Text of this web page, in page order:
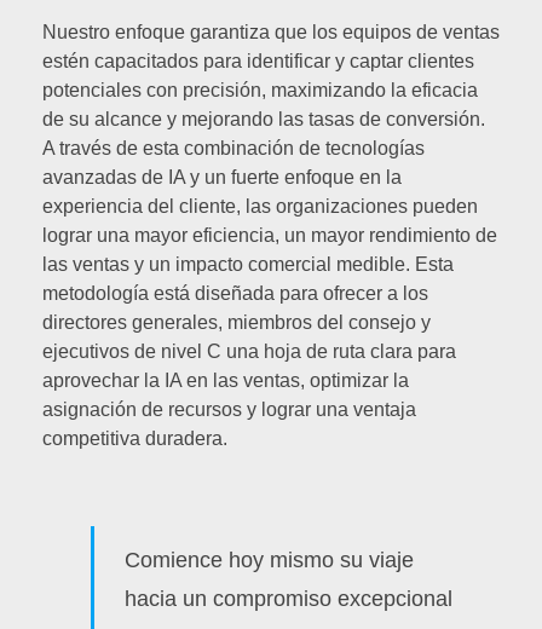
Nuestro enfoque garantiza que los equipos de ventas
estén capacitados para identificar y captar clientes
potenciales con precisión, maximizando la eficacia
de su alcance y mejorando las tasas de conversión.
A través de esta combinación de tecnologías
avanzadas de IA y un fuerte enfoque en la
experiencia del cliente, las organizaciones pueden
lograr una mayor eficiencia, un mayor rendimiento de
las ventas y un impacto comercial medible. Esta
metodología está diseñada para ofrecer a los
directores generales, miembros del consejo y
ejecutivos de nivel C una hoja de ruta clara para
aprovechar la IA en las ventas, optimizar la
asignación de recursos y lograr una ventaja
competitiva duradera.
Comience hoy mismo su viaje
hacia un compromiso excepcional